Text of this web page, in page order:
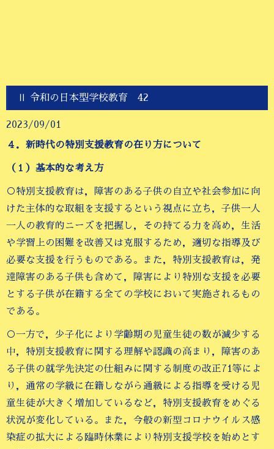
Ⅱ 令和の日本型学校教育 42
2023/09/01
４．新時代の特別支援教育の在り方について
（１）基本的な考え方
○特別支援教育は，障害のある子供の自立や社会参加に向
けた主体的な取組を支援するという視点に立ち，子供一人
一人の教育的ニーズを把握し，その持てる力を高め，生活
や学習上の困難を改善又は克服するため，適切な指導及び
必要な支援を行うものである。また，特別支援教育は，発
達障害のある子供も含めて，障害により特別な支援を必要
とする子供が在籍する全ての学校において実施されるもの
である。
○一方で，少子化により学齢期の児童生徒の数が減少する
中，特別支援教育に関する理解や認識の高まり，障害のあ
る子供の就学先決定の仕組みに関する制度の改正71等によ
り，通常の学級に在籍しながら通級による指導を受ける児
童生徒が大きく増加しているなど，特別支援教育をめぐる
状況が変化している。また，今般の新型コロナウイルス感
染症の拡大による臨時休業により特別支援学校を始めとす